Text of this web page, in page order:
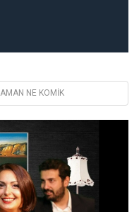
AMAN NE KOMİK